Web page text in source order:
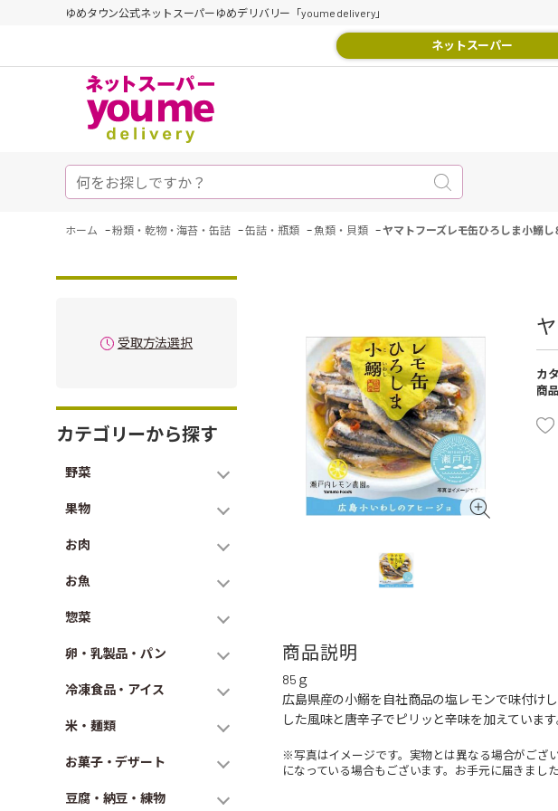
ゆめタウン公式ネットスーパーゆめデリバリー「youme delivery」
ネットスーパー
ホーム -粉類・乾物・海苔・缶詰 -缶詰・瓶類 -魚類・貝類 -ヤマトフーズレモ缶ひろしま小鰯し
受取方法選択
カテゴリーから探す
野菜
果物
お肉
お魚
惣菜
卵・乳製品・パン
冷凍食品・アイス
米・麺類
お菓子・デザート
豆腐・納豆・練物
カ
商
商品説明
85ｇ
広島県産の小鰯を自社商品の塩レモンで味付け
した風味と唐辛子でピリッと辛味を加えています
※写真はイメージです。実物とは異なる場合がござ
になっている場合もございます。お手元に届きまし